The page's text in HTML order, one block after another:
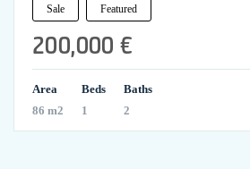
Sale Featured
200,000 €
Area
86 m2
Beds
1
Baths
2